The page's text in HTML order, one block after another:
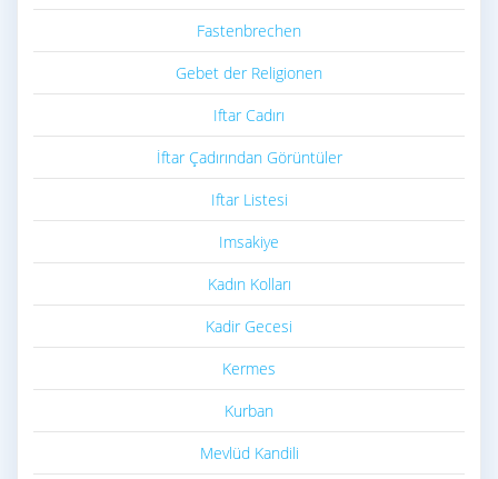
Fastenbrechen
Gebet der Religionen
Iftar Cadırı
İftar Çadırından Görüntüler
Iftar Listesi
Imsakiye
Kadın Kolları
Kadir Gecesi
Kermes
Kurban
Mevlüd Kandili